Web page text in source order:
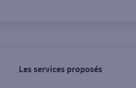
Les services proposés